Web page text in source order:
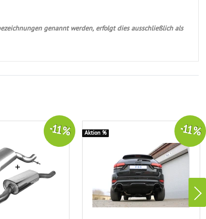
genannt werden, erfolgt dies ausschließlich als
-11 % -11 %
Aktion %